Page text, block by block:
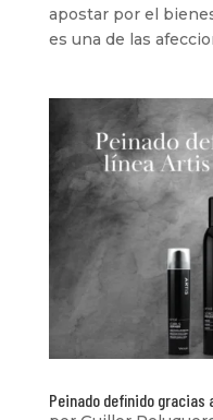
apostar por el
es una de las
Peinado definido gracias